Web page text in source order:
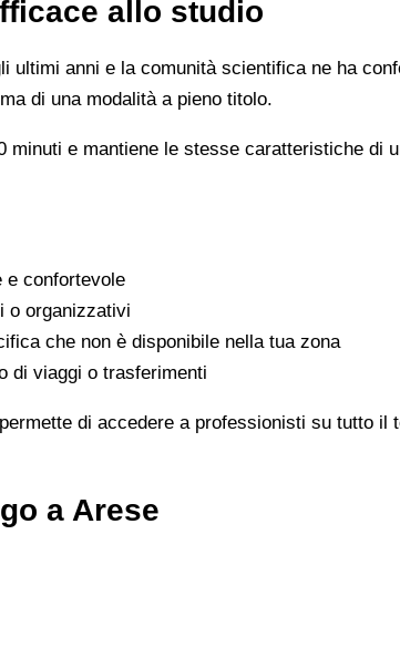
allo studio
ultimi anni e la comunità scientifica ne ha
di una modalità a pieno titolo.
e mantiene le stesse caratteristiche di
e confortevole
o organizzativi
che non è disponibile nella tua zona
di viaggi o trasferimenti
di accedere a professionisti su tutto
a Arese